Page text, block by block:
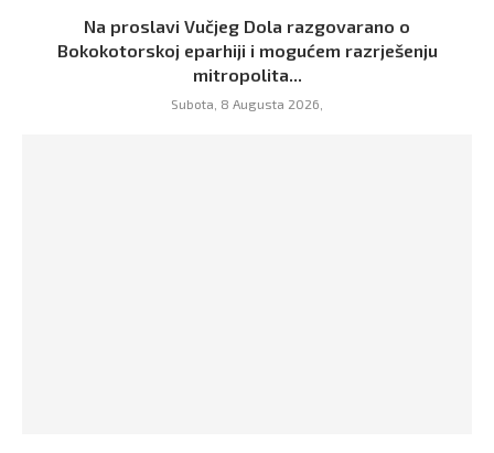
Na proslavi Vučjeg Dola razgovarano o
Bokokotorskoj eparhiji i mogućem razrješenju
mitropolita...
Subota, 8 Augusta 2026,